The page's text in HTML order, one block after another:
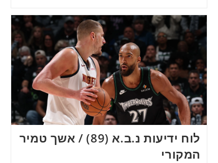
לוח ידיעות נ.ב.א (89) / אשך טמיר
המקורי